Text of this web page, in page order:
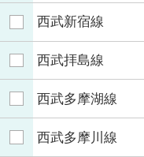
西武新宿線
西武拝島線
西武多摩湖線
西武多摩川線